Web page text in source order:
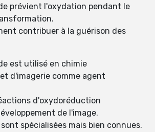
prévient l'oxydation pendant le
contribuer à la guérison des
est utilisé en chimie
d'imagerie comme agent
d'oxydoréduction
de l'image.
spécialisées mais bien connues.